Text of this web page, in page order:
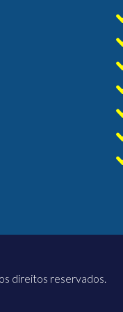
direitos reservados.